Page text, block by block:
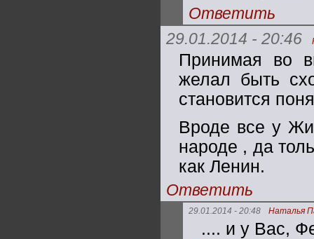
Ответить
29.01.2014 - 20:46
Принимая во
желал быть
становится
Вроде все у
народе , да
как Ленин.
Ответить
29.01.2014 - 20:48 Наталья
.... и у Вас,